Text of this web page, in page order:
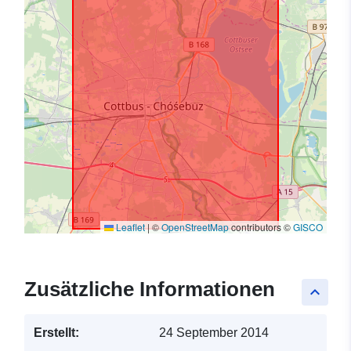
Leaflet|©OpenStreetMapcontributors ©GISCO
keyboard_arrow_up
Zusätzliche Informationen
Erstellt: 24 September 2014